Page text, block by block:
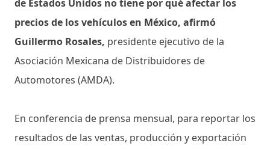
de Estados Unidos no tiene por qué afectar los
precios de los vehículos en México, afirmó
Guillermo Rosales, presidente ejecutivo de la
Asociación Mexicana de Distribuidores de
Automotores (AMDA).
En conferencia de prensa mensual, para reportar los
resultados de las ventas, producción y exportación